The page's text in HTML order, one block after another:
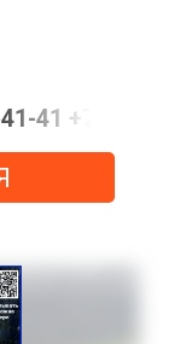
41 +7-923-